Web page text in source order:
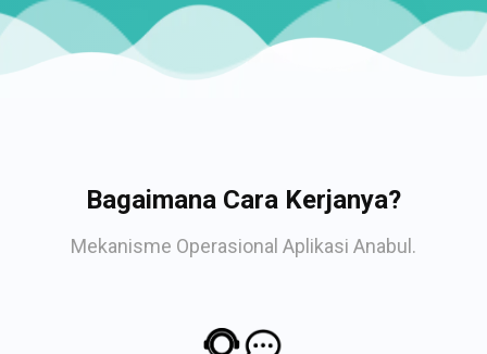
Bagaimana Cara Kerjanya?
Mekanisme Operasional Aplikasi Anabul.